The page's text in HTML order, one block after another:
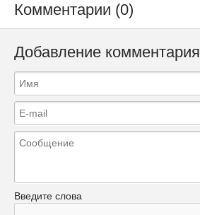
Комментарии (0)
Добавление комментария
Введите слова